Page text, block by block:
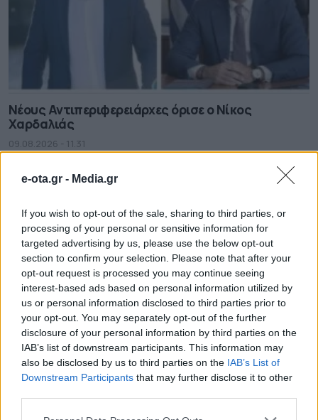
e-ota.gr - Media.gr
If you wish to opt-out of the sale, sharing to third parties, or
processing of your personal or sensitive information for
targeted advertising by us, please use the below opt-out
section to confirm your selection. Please note that after your
opt-out request is processed you may continue seeing
interest-based ads based on personal information utilized by
us or personal information disclosed to third parties prior to
your opt-out. You may separately opt-out of the further
disclosure of your personal information by third parties on the
IAB’s list of downstream participants. This information may
also be disclosed by us to third parties on the IAB’s List of
Downstream Participants that may further disclose it to other
Νέους Αντιπεριφερειάρχες όρισε ο Νίκος
Χαρδαλιάς
09.08.2026 - 11.31
Σε κατάσταση κινητοποίησης Red Code και
σήμερα η χώρα
09.08.2026 - 08.46